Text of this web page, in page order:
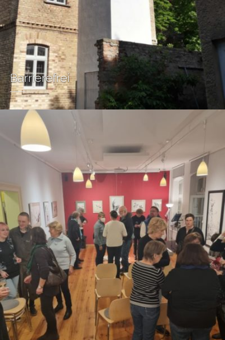
Barrierefrei